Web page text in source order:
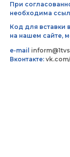
При
необходима
Код для вставки
на нашем сайте,
e-mail
Вконтакте: